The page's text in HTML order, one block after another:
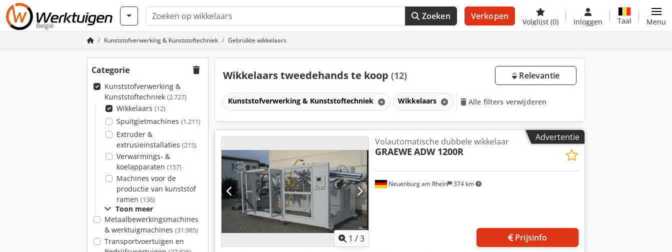
België
Zoeken Verkopen
Volglijst (0) Inloggen Taal Menu
Kunststofverwerking & Kunststoftechniek Gebruikte wikkelaars
Categorie
Kunststofverwerking &
Kunststoftechniek (2.727)
Wikkelaars (12)
Spuitgietmachines (1.211)
Extruder &
extrusieinstallaties (215)
Verwarmings- &
koelapparaten (157)
Machines voor de
productie van kunststof
ramen (136)
Toon meer
Metaalbewerkingsmachines
& werktuigmachines (31.985)
Transportvoertuigen en
Wikkelaars tweedehands te koop (12) Relevantie
Kunststofverwerking & Kunststoftechniek Wikkelaars Alle filters verwijderen
Advertentie
1 /3
Neuenburg am Rhein 374 km
Volautomatische dubbele wikkelaar
GRAEWE ADW 1200R
Prijsinfo